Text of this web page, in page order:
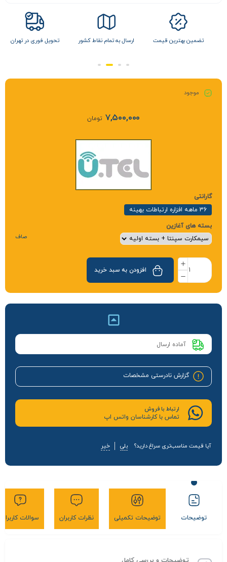
تضمین بهترین قیمت ارسال به تمام نقاط کشور تحویل فوری در تهران
موجود
7,500,000 تومان
گارانتی
36 ماهه افزاره ارتباطات بهینه
بسته های آغازین
صاف
افزودن به سبد خرید
آماده ارسال
گزارش نادرستی مشخصات
ارتباط با فروش
تماس با کارشناسان واتس اپ
آیا قیمت مناسب‌تری سراغ دارید؟ بلی خیر
توضیحات توضیحات تکمیلی نظرات کاربران سوالات کاربران